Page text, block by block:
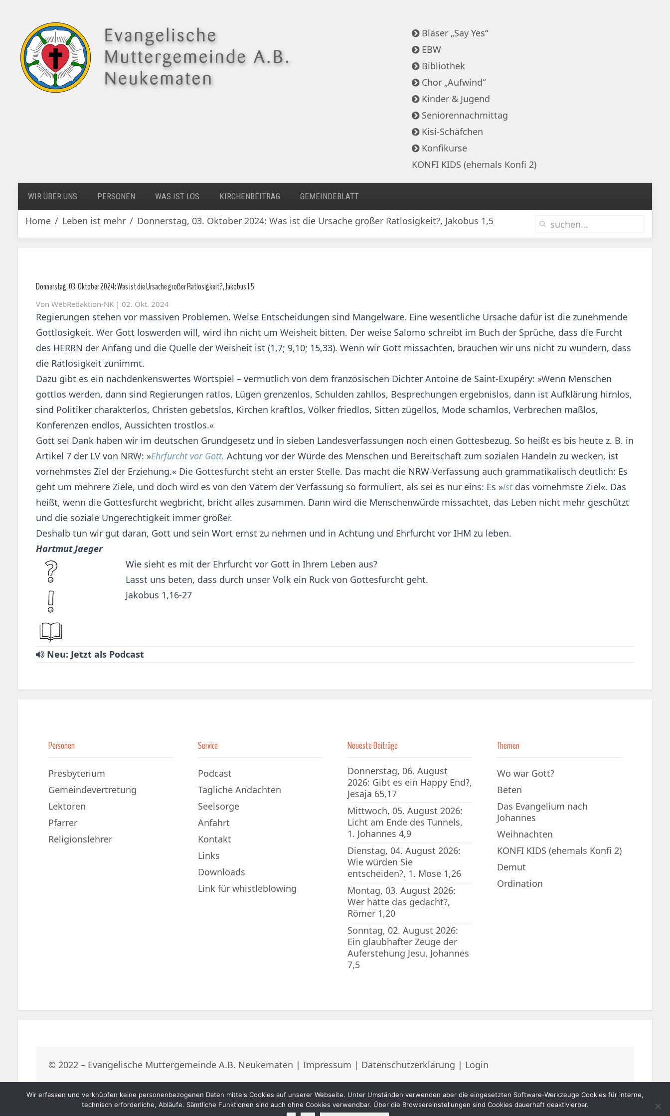
Bläser „Say Yes“
EBW
Bibliothek
Chor „Aufwind“
Kinder & Jugend
Seniorennachmittag
Kisi-Schäfchen
Konfikurse
KONFI KIDS (ehemals Konfi 2)
WIR ÜBER UNS PERSONEN WAS IST LOS KIRCHENBEITRAG GEMEINDEBLATT
Home Leben ist mehr Donnerstag, 03. Oktober 2024: Was ist die Ursache großer Ratlosigkeit?, Jakobus 1,5
Donnerstag, 03. Oktober 2024: Was ist die Ursache großer Ratlosigkeit?, Jakobus 1,5
Von WebRedaktion-NK | 02. Okt. 2024
Regierungen stehen vor massiven Problemen. Weise Entscheidungen sind Mangelware. Eine wesentliche Ursache dafür ist die zunehmende
Gottlosigkeit. Wer Gott loswerden will, wird ihn nicht um Weisheit bitten. Der weise Salomo schreibt im Buch der Sprüche, dass die Furcht
des HERRN der Anfang und die Quelle der Weisheit ist (1,7; 9,10; 15,33). Wenn wir Gott missachten, brauchen wir uns nicht zu wundern, dass
die Ratlosigkeit zunimmt.
Dazu gibt es ein nachdenkenswertes Wortspiel – vermutlich von dem französischen Dichter Antoine de Saint-Exupéry: »Wenn Menschen
gottlos werden, dann sind Regierungen ratlos, Lügen grenzenlos, Schulden zahllos, Besprechungen ergebnislos, dann ist Aufklärung hirnlos,
sind Politiker charakterlos, Christen gebetslos, Kirchen kraftlos, Völker friedlos, Sitten zügellos, Mode schamlos, Verbrechen maßlos,
Konferenzen endlos, Aussichten trostlos.«
Gott sei Dank haben wir im deutschen Grundgesetz und in sieben Landesverfassungen noch einen Gottesbezug. So heißt es bis heute z. B. in
Artikel 7 der LV von NRW: »Ehrfurcht vor Gott, Achtung vor der Würde des Menschen und Bereitschaft zum sozialen Handeln zu wecken, ist
vornehmstes Ziel der Erziehung.« Die Gottesfurcht steht an erster Stelle. Das macht die NRW-Verfassung auch grammatikalisch deutlich: Es
geht um mehrere Ziele, und doch wird es von den Vätern der Verfassung so formuliert, als sei es nur eins: Es »istdas vornehmste Ziel«. Das
heißt, wenn die Gottesfurcht wegbricht, bricht alles zusammen. Dann wird die Menschenwürde missachtet, das Leben nicht mehr geschützt
und die soziale Ungerechtigkeit immer größer.
Deshalb tun wir gut daran, Gott und sein Wort ernst zu nehmen und in Achtung und Ehrfurcht vor IHM zu leben.
Hartmut Jaeger
Wie sieht es mit der Ehrfurcht vor Gott in Ihrem Leben aus?
Lasst uns beten, dass durch unser Volk ein Ruck von Gottesfurcht geht.
Jakobus 1,16-27
Neu: Jetzt als Podcast
Personen
Presbyterium
Gemeindevertretung
Lektoren
Pfarrer
Religionslehrer
Service
Podcast
Tägliche Andachten
Seelsorge
Anfahrt
Kontakt
Links
Downloads
Link für whistleblowing
Neueste Beiträge
Donnerstag, 06. August
2026: Gibt es ein Happy End?,
Jesaja 65,17
Mittwoch, 05. August 2026:
Licht am Ende des Tunnels,
1. Johannes 4,9
Dienstag, 04. August 2026:
Wie würden Sie
entscheiden?, 1. Mose 1,26
Montag, 03. August 2026:
Wer hätte das gedacht?,
Römer 1,20
Sonntag, 02. August 2026:
Ein glaubhafter Zeuge der
Auferstehung Jesu, Johannes
7,5
Themen
Wo war Gott?
Beten
Das Evangelium nach
Johannes
Weihnachten
KONFI KIDS (ehemals Konfi 2)
Demut
Ordination
© 2022 – Evangelische Muttergemeinde A.B. Neukematen | Impressum | Datenschutzerklärung | Login
Wir erfassen und verknüpfen keine personenbezogenen Daten mittels Cookies auf unserer Webseite. Unter Umständen verwenden aber die eingesetzten Software-Werkzeuge Cookies für interne,
technisch erforderliche, Abläufe. Sämtliche Funktionen sind auch ohne Cookies verwendbar. Über die Browsereinstellungen sind Cookies dauerhaft deaktivierbar.